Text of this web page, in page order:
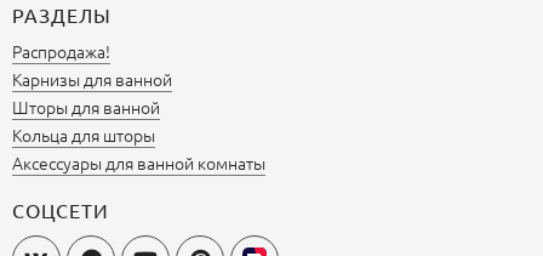
РАЗДЕЛЫ
Распродажа!
Карнизы для ванной
Шторы для ванной
Кольца для шторы
Аксессуары для ванной комнаты
СОЦСЕТИ